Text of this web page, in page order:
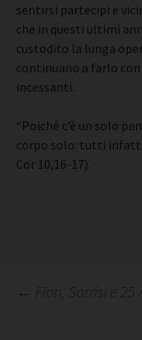
sentirsi partecipi e
che in questi ultimi
custodito la lunga
continuano a farlo
incessanti.
“Poiché c’è un solo
corpo solo: tutti infatti
Cor 10,16-17).
← Fiori, Sorrisi e 25